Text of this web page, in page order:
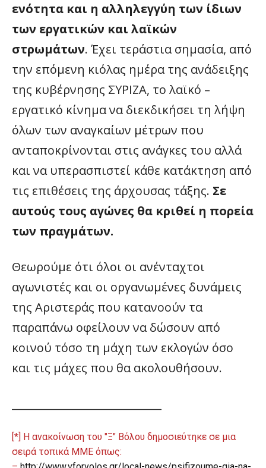
ενότητα και η αλληλεγγύη των ίδιων
των εργατικών και λαϊκών
στρωμάτων. Έχει τεράστια σημασία, από
την επόμενη κιόλας ημέρα της ανάδειξης
της κυβέρνησης ΣΥΡΙΖΑ, το λαϊκό –
εργατικό κίνημα να διεκδικήσει τη λήψη
όλων των αναγκαίων μέτρων που
ανταποκρίνονται στις ανάγκες του αλλά
και να υπερασπιστεί κάθε κατάκτηση από
τις επιθέσεις της άρχουσας τάξης. Σε
αυτούς τους αγώνες θα κριθεί η πορεία
των πραγμάτων.
Θεωρούμε ότι όλοι οι ανένταχτοι
αγωνιστές και οι οργανωμένες δυνάμεις
της Αριστεράς που κατανοούν τα
παραπάνω οφείλουν να δώσουν από
κοινού τόσο τη μάχη των εκλογών όσο
και τις μάχες που θα ακολουθήσουν.
[*] H ανακοίνωση του "Ξ" Βόλου δημοσιεύτηκε σε μια
σειρά τοπικά ΜΜΕ όπως: